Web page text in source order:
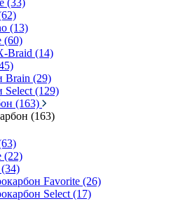
(33)
(13)
(60)
Braid (14)
(29)
(129)
(163)
(163)
(22)
Favorite (26)
Select (17)